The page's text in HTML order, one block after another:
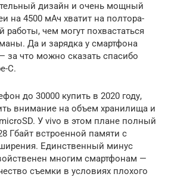
дизайн и очень мощный
на 4500 мАч хватит на полтора-
чем могут похвастаться
Да и зарядка у смартфона
за что можно сказать спасибо
C.
до 30000 купить в 2020 году,
внимание на объем хранилища и
У vivo в этом плане полный
Гбайт встроенной памяти с
Единственный минус
многим смартфонам —
съемки в условиях плохого